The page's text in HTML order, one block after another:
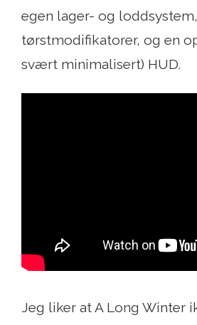
egen lager- og
tørstmodifikatorer, og en
svært minimalisert) HUD.
Jeg liker at A Long Winter